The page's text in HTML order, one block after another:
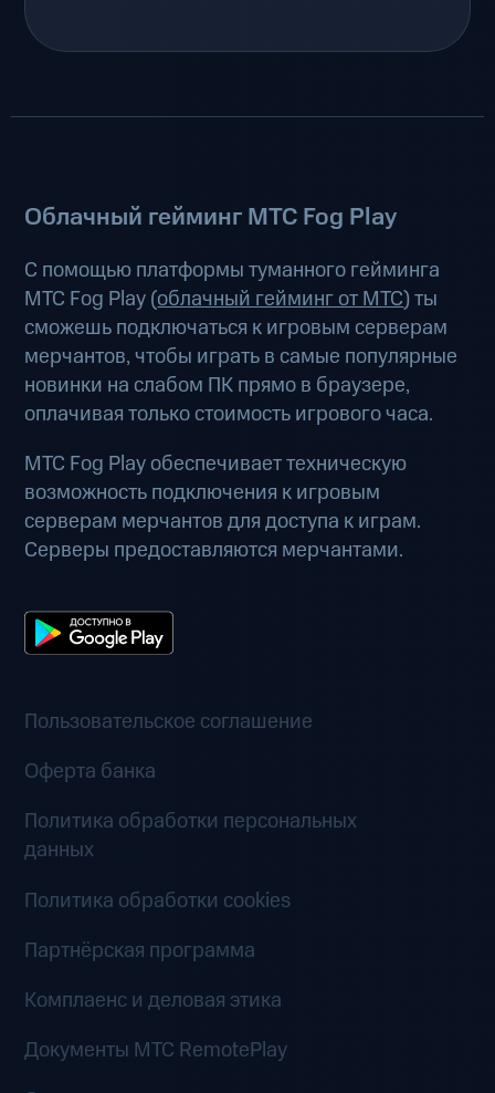
Облачный гейминг МТС Fog Play
С помощью платформы туманного гейминга
МТС Fog Play (облачный гейминг от МТС) ты
сможешь подключаться к игровым серверам
мерчантов, чтобы играть в самые популярные
новинки на слабом ПК прямо в браузере,
оплачивая только стоимость игрового часа.
МТС Fog Play обеспечивает техническую
возможность подключения к игровым
серверам мерчантов для доступа к играм.
Серверы предоставляются мерчантами.
Пользовательское соглашение
Оферта банка
Политика обработки персональных
данных
Политика обработки cookies
Партнёрская программа
Комплаенс и деловая этика
Документы MTC RemotePlay